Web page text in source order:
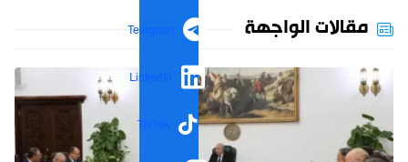
Telegram
LinkedIn
TikTok
مقالات الواجهة